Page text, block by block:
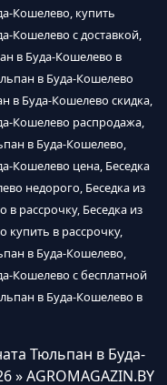
Кошелево, купить
Кошелево с доставкой,
в Буда-Кошелево в
в Буда-Кошелево
в Буда-Кошелево скидка,
Кошелево распродажа,
в Буда-Кошелево,
Кошелево цена, Беседка
недорого, Беседка из
рассрочку, Беседка из
купить в рассрочку,
в Буда-Кошелево,
Кошелево с бесплатной
в Буда-Кошелево в
Тюльпан в Буда-
» AGROMAGAZIN.BY